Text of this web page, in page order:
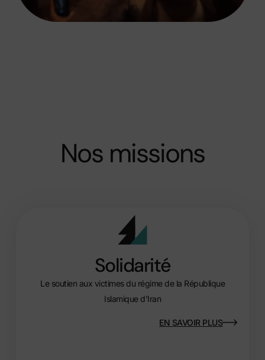
Nos missions
Solidarité
Le soutien aux victimes du régime de la République
Islamique d’Iran
EN SAVOIR PLUS